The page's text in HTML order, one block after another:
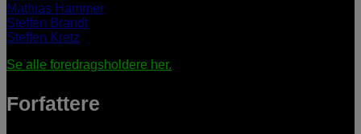
Mathias Hammer
Steffen Brandt
Steffen Kretz
Se alle foredragsholdere her.
Forfattere